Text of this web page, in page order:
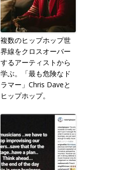
複数のヒップホップ世
界線をクロスオーバー
するアーティストから
学ぶ。「最も危険なド
ラマー」Chris Daveと
ヒップホップ。